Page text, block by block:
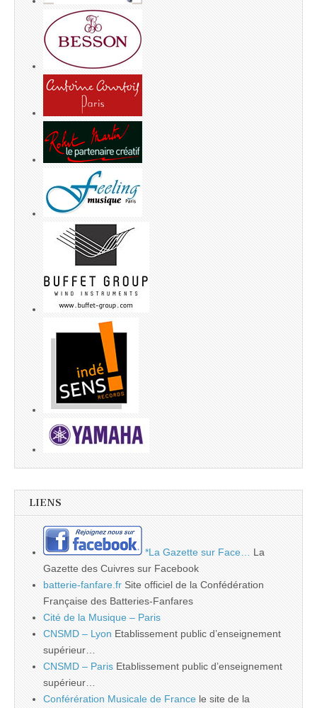
LIENS
*La Gazette sur Face…
La
Gazette des Cuivres sur Facebook
batterie-fanfare.fr Site officiel de la Confédération
Française des Batteries-Fanfares
Cité de la Musique – Paris
CNSMD – Lyon Etablissement public d’enseignement
supérieur…
CNSMD – Paris Etablissement public d’enseignement
supérieur…
Conférération Musicale de France le site de la